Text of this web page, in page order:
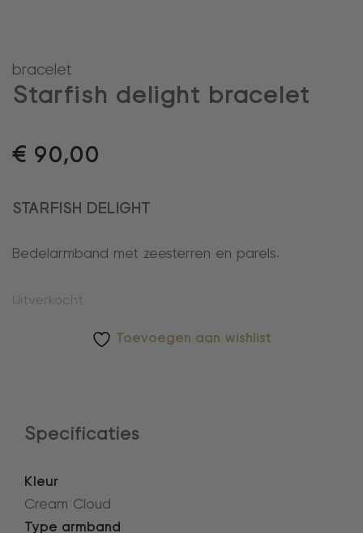
bracelet
Starfish delight bracelet
€ 90,00
STARFISH DELIGHT
Bedelarmband met zeesterren en parels.
Uitverkocht
Toevoegen aan wishlist
Specificaties
Kleur
Cream Cloud
Type armband